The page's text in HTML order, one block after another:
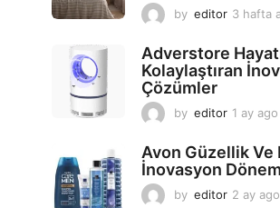
by editor 3 hafta
Adverstore
Kolaylaştıran
Çözümler
by editor 1 ay ago
o
Avon Güzellik Ve
İnovasyon
by editor 2 ay ago